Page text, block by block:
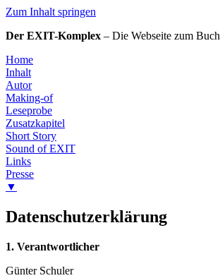
Zum Inhalt springen
Der EXIT-Komplex – Die Webseite zum Buch
Home
Inhalt
Autor
Making-of
Leseprobe
Zusatzkapitel
Short Story
Sound of EXIT
Links
Presse
▼
Datenschutzerklärung
1. Verantwortlicher
Günter Schuler